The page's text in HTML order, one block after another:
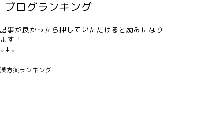
ブログランキング
記事が良かったら押していただけると励みになり
ます！
↓↓↓
漢方薬ランキング